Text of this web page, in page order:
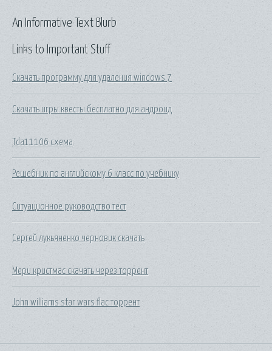
Links to Important Stuff
Скачать программу для удаления windows 7
Скачать игры квесты бесплатно для андроид
Tda11106 схема
Решебник по английскому 6 класс по учебнику
Ситуационное руководство тест
Сергей лукьяненко черновик скачать
Мери кристмас скачать через торрент
John williams star wars flac торрент
An Informative Text Blurb